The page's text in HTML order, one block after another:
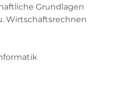
Grundlagen
Wirtschaftsrechnen